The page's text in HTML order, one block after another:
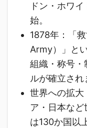
ドン・ホワ
始。
1878年 ：「
Army）」と
組織・称号・
ルが確立され
世界への拡大
ア・日本な
は130か国以